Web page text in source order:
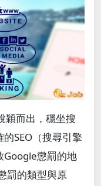
穎而出，穩坐搜
SEO（搜尋引擎
Google懲罰的地
罰的類型與原